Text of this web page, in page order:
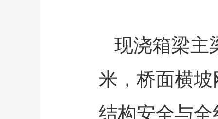
现浇箱梁主
米，桥面横
结构安全与